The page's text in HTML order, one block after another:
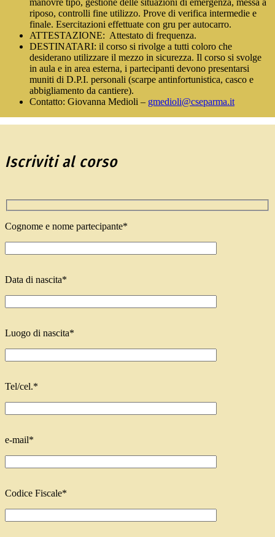
riposo, controlli fine utilizzo. Prove di verifica intermedie e
finale. Esercitazioni effettuate con gru per autocarro.
ATTESTAZIONE: Attestato di frequenza.
DESTINATARI: il corso si rivolge a tutti coloro che
desiderano utilizzare il mezzo in sicurezza. Il corso si svolge
in aula e in area esterna, i partecipanti devono presentarsi
muniti di D.P.I. personali (scarpe antinfortunistica, casco e
abbigliamento da cantiere).
Contatto: Giovanna Medioli – gmedioli@cseparma.it
Iscriviti al corso
Cognome e nome partecipante*
Data di nascita*
Luogo di nascita*
Tel/cel.*
e-mail*
Codice Fiscale*